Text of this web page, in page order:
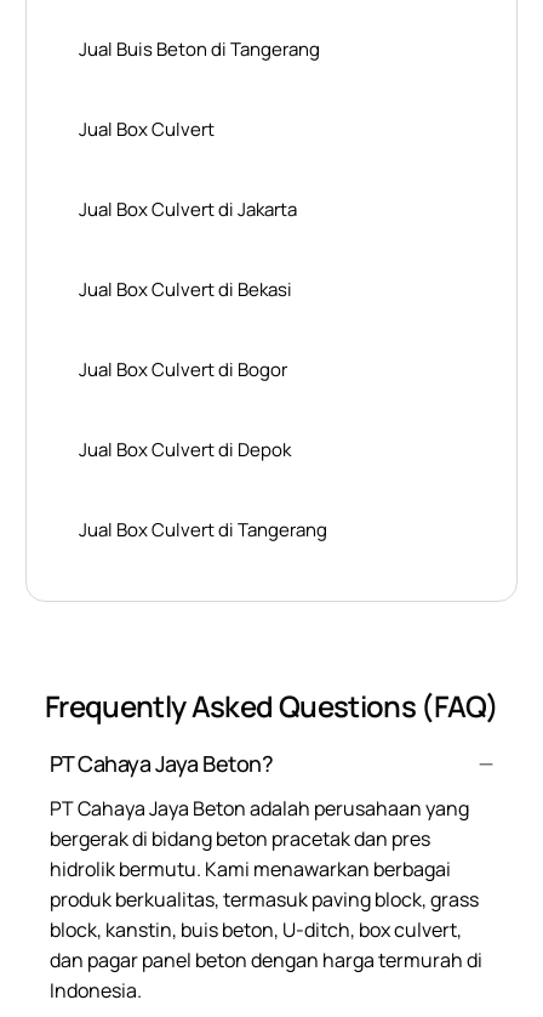
Jual Buis Beton di Tangerang
Jual Box Culvert
Jual Box Culvert di Jakarta
Jual Box Culvert di Bekasi
Jual Box Culvert di Bogor
Jual Box Culvert di Depok
Jual Box Culvert di Tangerang
Frequently Asked Questions (FAQ)
PT Cahaya Jaya Beton?
PT Cahaya Jaya Beton adalah perusahaan yang
bergerak di bidang beton pracetak dan pres
hidrolik bermutu. Kami menawarkan berbagai
produk berkualitas, termasuk paving block, grass
block, kanstin, buis beton, U-ditch, box culvert,
dan pagar panel beton dengan harga termurah di
Indonesia.